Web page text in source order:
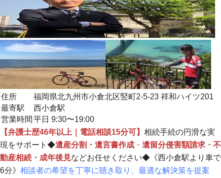
住所
福岡県北九州市小倉北区竪町2-5-23 祥和ハイツ201
最寄駅
西小倉駅
営業時間 平日 9:30〜19:00
【弁護士歴46年以上｜電話相談15分可】 相続手続の円滑な実
現をサポート◆遺産分割・遺言書作成 ・ 遺留分侵害額請求・不
動産相続・成年後見などお任せください◆《西小倉駅より車で
6分》 相談者の希望を丁寧に聴き取り、最適な解決策を提案